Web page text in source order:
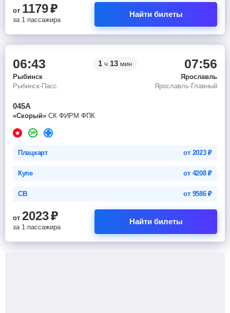
от 1179₽
за 1 пассажира
Найти билеты
06:43 1 ч 13 мин 07:56
Рыбинск
Ярославль
Рыбинск-Пасс.
Ярославль-Главный
045А
«Скорый» СК ФИРМ ФПК
Плацкарт от 2023₽
Купе от 4208₽
СВ от 9586₽
от 2023₽
за 1 пассажира
Найти билеты